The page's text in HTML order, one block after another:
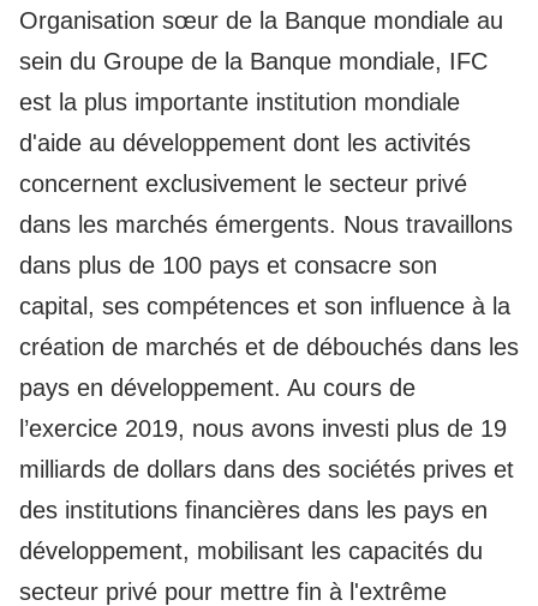
Organisation sœur de la Banque mondiale au
sein du Groupe de la Banque mondiale, IFC
est la plus importante institution mondiale
d'aide au développement dont les activités
concernent exclusivement le secteur privé
dans les marchés émergents. Nous travaillons
dans plus de 100 pays et consacre son
capital, ses compétences et son influence à la
création de marchés et de débouchés dans les
pays en développement. Au cours de
l’exercice 2019, nous avons investi plus de 19
milliards de dollars dans des sociétés prives et
des institutions financières dans les pays en
développement, mobilisant les capacités du
secteur privé pour mettre fin à l'extrême